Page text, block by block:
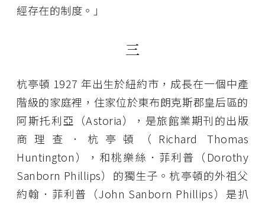
經存在的制度。」
三
杭亭頓 1927 年出生於紐約市，成長在一個中產
階級的家庭裡，住家位於東布朗克斯郡皇后區的
阿斯托利亞（Astoria），是旅館業期刊的出版
商理查．杭亭頓（Richard Thomas
Huntington），和桃樂絲．菲利普（Dorothy
Sanborn Phillips）的獨生子。杭亭頓的外祖父
約翰．菲利普（John Sanborn Phillips）是扒